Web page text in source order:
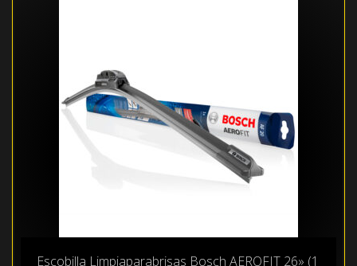
Escobilla Limpiaparabrisas Bosch AEROFIT 26» (1